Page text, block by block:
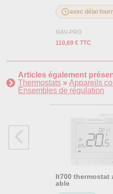
avec délai
NAV-PRO
110,69 € TTC
Articles également
Thermostats »Appareils
Ensembles de régulation
It700 thermostat
able